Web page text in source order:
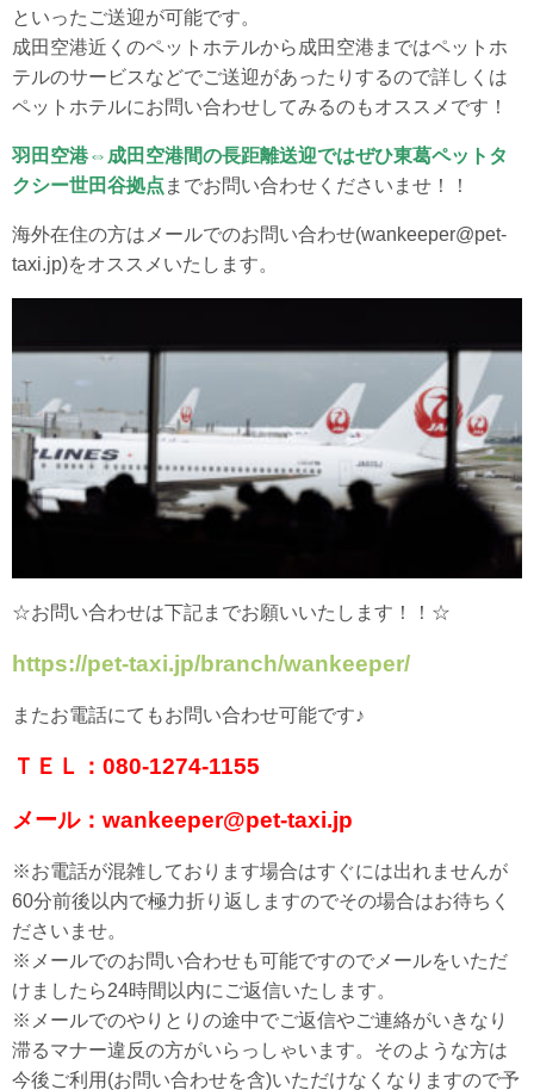
といったご送迎が可能です。
成田空港近くのペットホテルから成田空港まではペットホ
テルのサービスなどでご送迎があったりするので詳しくは
ペットホテルにお問い合わせしてみるのもオススメです！
羽田空港⇔成田空港間の長距離送迎ではぜひ東葛ペットタ
クシー世田谷拠点 までお問い合わせくださいませ！！
海外在住の方はメールでのお問い合わせ(wankeeper@pet-
taxi.jp)をオススメいたします。
☆お問い合わせは下記までお願いいたします！！☆
https://pet-taxi.jp/branch/wankeeper/
またお電話にてもお問い合わせ可能です♪
ＴＥＬ：080-1274-1155
メール：wankeeper@pet-taxi.jp
※お電話が混雑しております場合はすぐには出れませんが
60分前後以内で極力折り返しますのでその場合はお待ちく
ださいませ。
※メールでのお問い合わせも可能ですのでメールをいただ
けましたら24時間以内にご返信いたします。
※メールでのやりとりの途中でご返信やご連絡がいきなり
滞るマナー違反の方がいらっしゃいます。そのような方は
今後ご利用(お問い合わせを含)いただけなくなりますので予